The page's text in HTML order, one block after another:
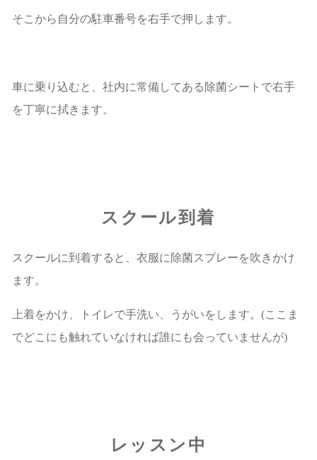
そこから自分の駐車番号を右手で押します。
車に乗り込むと、社内に常備してある除菌シートで右手
を丁寧に拭きます。
スクール到着
スクールに到着すると、衣服に除菌スプレーを吹きかけ
ます。
上着をかけ、トイレで手洗い、うがいをします。(ここま
でどこにも触れていなければ誰にも会っていませんが)
レッスン中